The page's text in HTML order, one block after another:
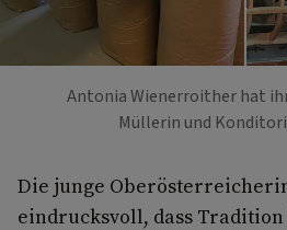
Antonia Wienerroither hat
Müllerin und
Die junge
eindrucksvoll, dass